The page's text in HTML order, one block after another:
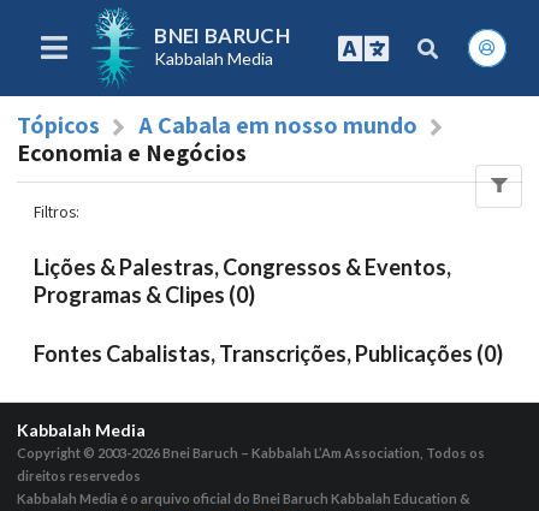
BNEI BARUCH
Kabbalah Media
Tópicos
A Cabala em nosso mundo
Economia e Negócios
Filtros:
Lições & Palestras, Congressos & Eventos,
Programas & Clipes (0)
Fontes Cabalistas, Transcrições, Publicações (0)
Kabbalah Media
Copyright © 2003-2026Bnei Baruch – Kabbalah L’Am Association, Todos os
direitos reservedos
Kabbalah Media é o arquivo oficial do Bnei Baruch Kabbalah Education &